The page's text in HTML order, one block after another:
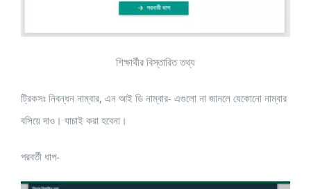
শিক্ষার্থীর বিস্তারিত তথ্য
ট্রিকসঃ নিবন্ধন নাম্বার, এন আই ডি নাম্বার- এগুলো না জানলে যেকোনো নাম্বার
বসিয়ে দাও। যাচাই করা হবেনা।
পরবর্তী ধাপ-